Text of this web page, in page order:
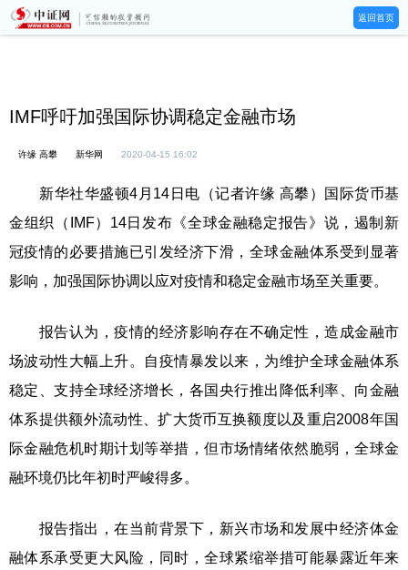
返回首页
IMF呼吁加强国际协调稳定金融市场
许缘 高攀 新华网 2020-04-15 16:02
新华社华盛顿4月14日电（记者许缘 高攀）国际货币基
金组织（IMF）14日发布《全球金融稳定报告》说，遏制新
冠疫情的必要措施已引发经济下滑，全球金融体系受到显著
影响，加强国际协调以应对疫情和稳定金融市场至关重要。
报告认为，疫情的经济影响存在不确定性，造成金融市
场波动性大幅上升。自疫情暴发以来，为维护全球金融体系
稳定、支持全球经济增长，各国央行推出降低利率、向金融
体系提供额外流动性、扩大货币互换额度以及重启2008年国
际金融危机时期计划等举措，但市场情绪依然脆弱，全球金
融环境仍比年初时严峻得多。
报告指出，在当前背景下，新兴市场和发展中经济体金
融体系承受更大风险，同时，全球紧缩举措可能暴露近年来